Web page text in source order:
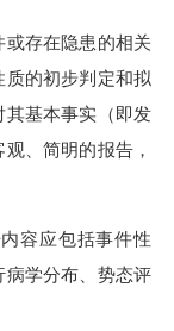
存在隐患的相关
的初步判定和拟
其基本事实（即发
、简明的报告，
容应包括事件性
病学分布、势态评